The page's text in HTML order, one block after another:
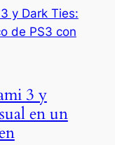
3 y
en un